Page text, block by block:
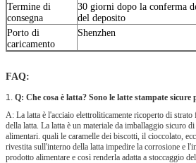
Termine di
consegna
30 giorni dopo la conferma
del deposito
Porto di
caricamento
Shenzhen
FAQ:
1. Q: Che cosa è latta? Sono le latte stampate sicure
A: La latta è l'acciaio elettroliticamente ricoperto di
della latta. La latta è un materiale da imballaggio sicuro
alimentari. quali le caramelle dei biscotti, il cioccolato,
rivestita sull'interno della latta impedire la corrosione e
prodotto alimentare e così renderla adatta a stoccaggio